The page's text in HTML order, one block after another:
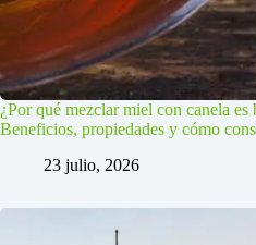
¿Por qué mezclar miel con canela es
Beneficios, propiedades y cómo
23 julio, 2026